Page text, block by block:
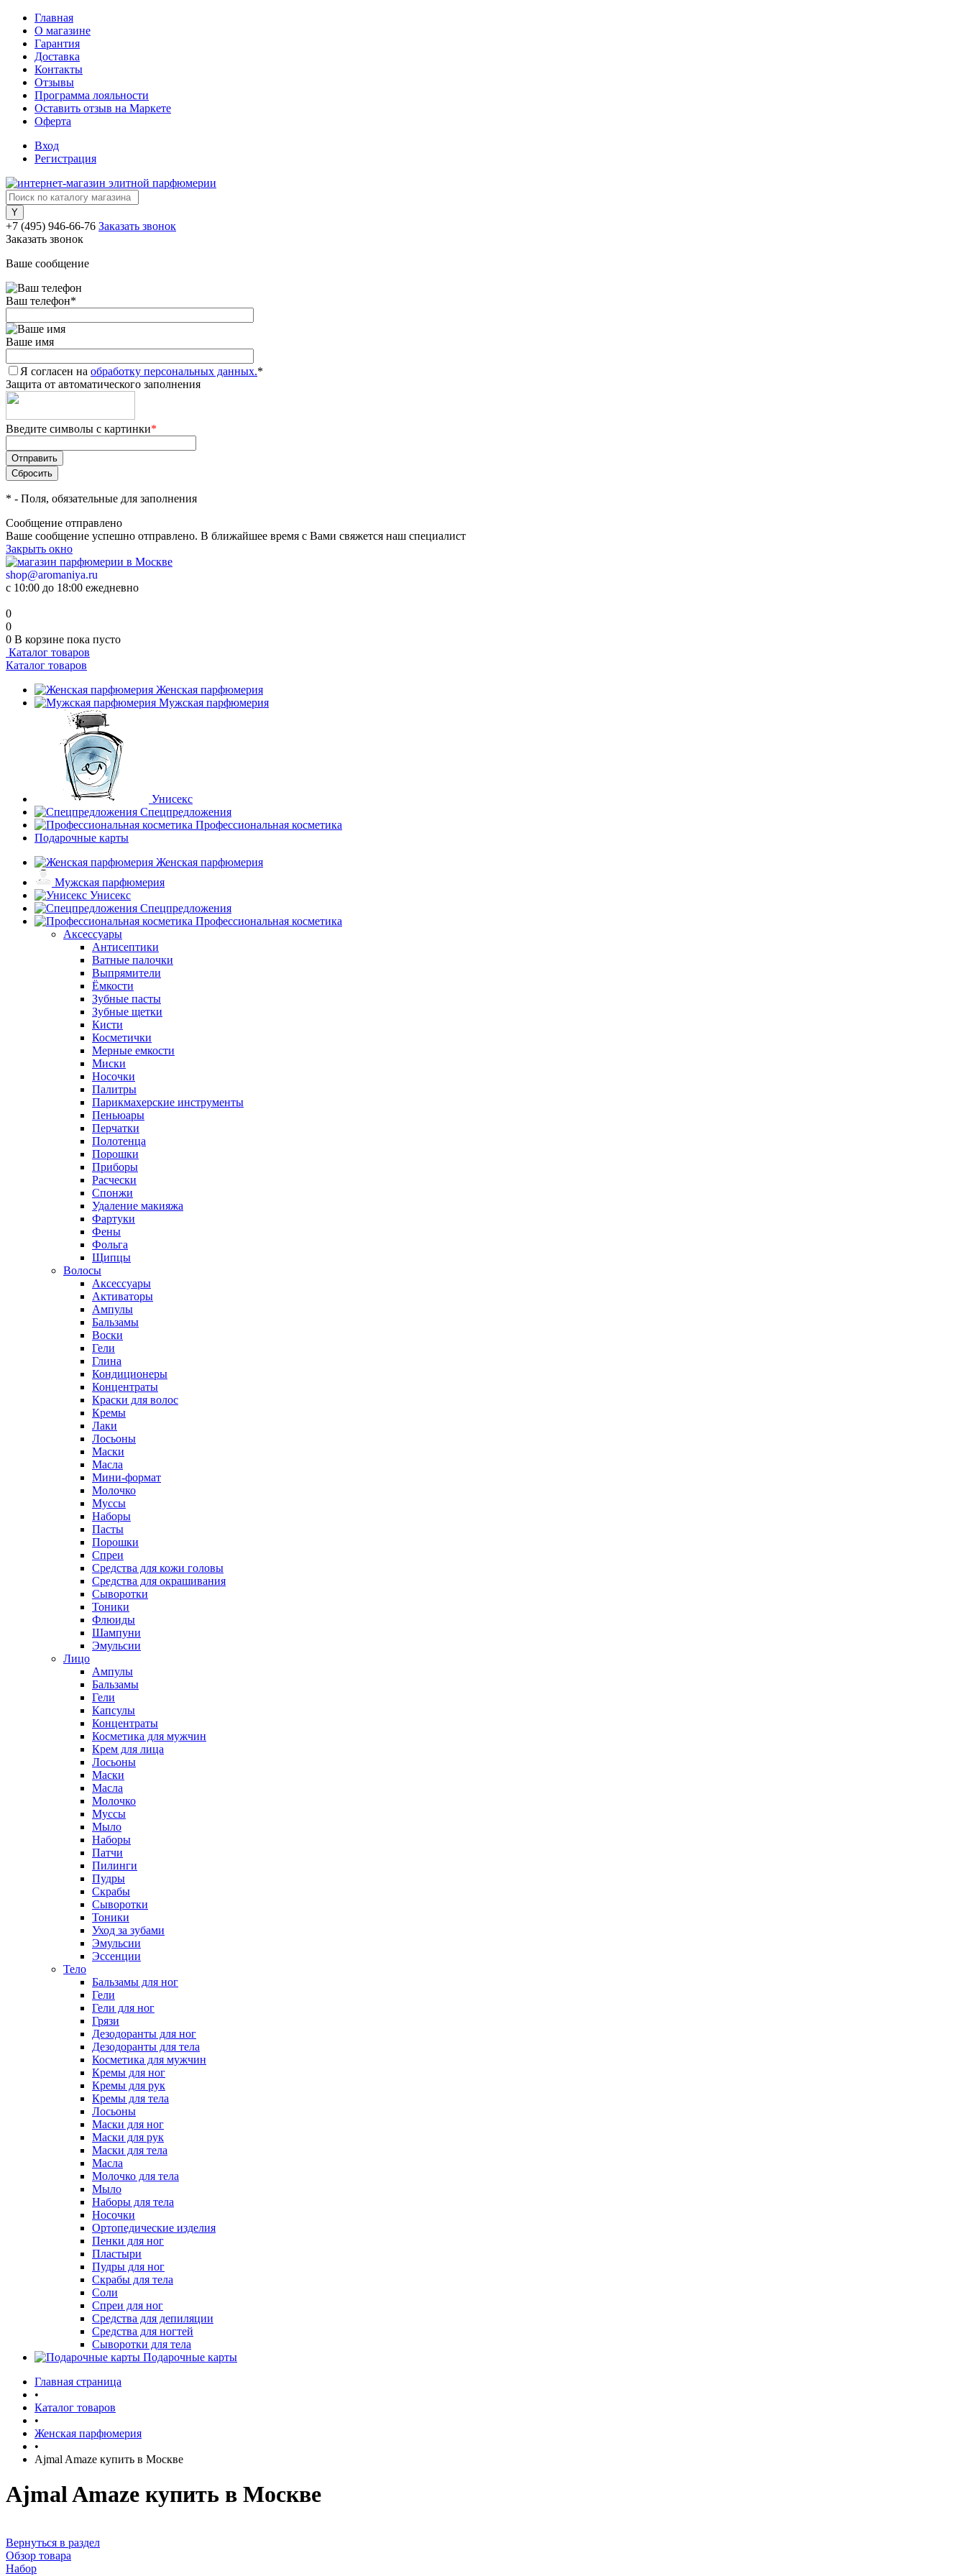
Главная
О магазине
Гарантия
Доставка
Контакты
Отзывы
Программа лояльности
Оставить отзыв на Маркете
Оферта
Вход
Регистрация
+7 (495) 946-66-76 Заказать звонок
Заказать звонок
Ваше сообщение
Ваш телефон*
Ваше имя
Я согласен на обработку персональных данных.*
Защита от автоматического заполнения
Введите символы с картинки*
* - Поля, обязательные для заполнения
Сообщение отправлено
Ваше сообщение успешно отправлено. В ближайшее время с Вами свяжется наш специалист
Закрыть окно
shop@aromaniya.ru
с 10:00 до 18:00 ежедневно
0
0
0 В корзине пока пусто
Каталог товаров
Каталог товаров
Женская парфюмерия
Мужская парфюмерия
Унисекс
Спецпредложения
Профессиональная косметика
Подарочные карты
Женская парфюмерия
Мужская парфюмерия
Унисекс
Спецпредложения
Профессиональная косметика
Аксессуары
Антисептики
Ватные палочки
Выпрямители
Ёмкости
Зубные пасты
Зубные щетки
Кисти
Косметички
Мерные емкости
Миски
Носочки
Палитры
Парикмахерские инструменты
Пеньюары
Перчатки
Полотенца
Порошки
Приборы
Расчески
Спонжи
Удаление макияжа
Фартуки
Фены
Фольга
Щипцы
Волосы
Аксессуары
Активаторы
Ампулы
Бальзамы
Воски
Гели
Глина
Кондиционеры
Концентраты
Краски для волос
Кремы
Лаки
Лосьоны
Маски
Масла
Мини-формат
Молочко
Муссы
Наборы
Пасты
Порошки
Спреи
Средства для кожи головы
Средства для окрашивания
Сыворотки
Тоники
Флюиды
Шампуни
Эмульсии
Лицо
Ампулы
Бальзамы
Гели
Капсулы
Концентраты
Косметика для мужчин
Крем для лица
Лосьоны
Маски
Масла
Молочко
Муссы
Мыло
Наборы
Патчи
Пилинги
Пудры
Скрабы
Сыворотки
Тоники
Уход за зубами
Эмульсии
Эссенции
Тело
Бальзамы для ног
Гели
Гели для ног
Грязи
Дезодоранты для ног
Дезодоранты для тела
Косметика для мужчин
Кремы для ног
Кремы для рук
Кремы для тела
Лосьоны
Маски для ног
Маски для рук
Маски для тела
Масла
Молочко для тела
Мыло
Наборы для тела
Носочки
Ортопедические изделия
Пенки для ног
Пластыри
Пудры для ног
Скрабы для тела
Соли
Спреи для ног
Средства для депиляции
Средства для ногтей
Сыворотки для тела
Подарочные карты
Главная страница
•
Каталог товаров
•
Женская парфюмерия
•
Ajmal Amaze купить в Москве
Ajmal Amaze купить в Москве
Вернуться в раздел
Обзор товара
Набор